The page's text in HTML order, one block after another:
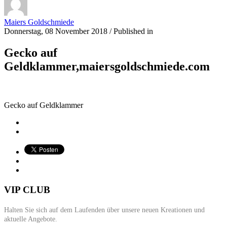
Maiers Goldschmiede
Donnerstag, 08 November 2018 /Published in
Gecko auf
Geldklammer,maiersgoldschmiede.com
Gecko auf Geldklammer
VIP CLUB
Halten Sie sich auf dem Laufenden über unsere neuen Kreationen und
aktuelle Angebote.